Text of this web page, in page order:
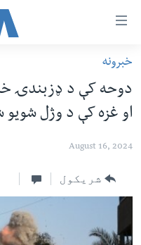
لاس
لینک
وړاندې
جُزیاتو
مخکې
د سېمې خبرونه
پښتونخوا
بلوچستانټاکنې
امریکا
نړۍ
افغانستان
خبرونه
دوحه کې د ډزبندۍ
او غزه کې د وژل شویو شمېر تر 40
August 16, 2024
شریکول